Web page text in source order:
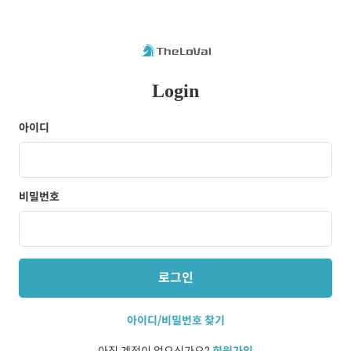
Login
아이디
비밀번호
로그인
아이디/비밀번호 찾기